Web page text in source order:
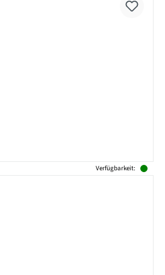
Verfügbarkeit: